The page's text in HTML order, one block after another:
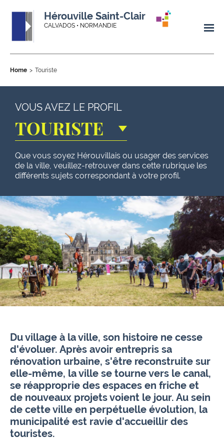
Hérouville Saint-Clair
CALVADOS • NORMANDIE
Home Touriste
VOUS AVEZ LE PROFIL
TOURISTE
Que vous soyez Hérouvillais ou usager des services
de la ville, veuillez-retrouver dans cette rubrique les
différents sujets correspondant à votre profil.
Du village à la ville, son histoire ne cesse
d'évoluer. Après avoir entrepris sa
rénovation urbaine, s'être reconstruite sur
elle-même, la ville se tourne vers le canal,
se réapproprie des espaces en friche et
de nouveaux projets voient le jour. Au sein
de cette ville en perpétuelle évolution, la
municipalité est ravie d'accueillir des
touristes.